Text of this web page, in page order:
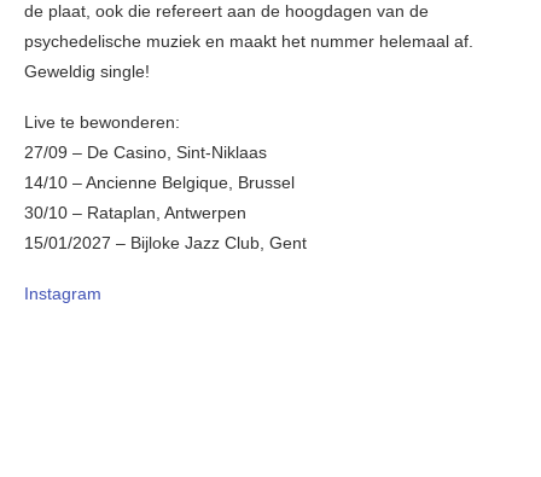
de plaat, ook die refereert aan de hoogdagen van de
psychedelische muziek en maakt het nummer helemaal af.
Geweldig single!
Live te bewonderen:
27/09 – De Casino, Sint-Niklaas
14/10 – Ancienne Belgique, Brussel
30/10 – Rataplan, Antwerpen
15/01/2027 – Bijloke Jazz Club, Gent
Instagram